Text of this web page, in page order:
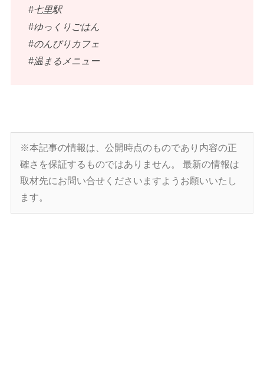
#七里駅
#ゆっくりごはん
#のんびりカフェ
#温まるメニュー
※本記事の情報は、公開時点のものであり内容の正
確さを保証するものではありません。
最新の情報は
取材先にお問い合せくださいますようお願いいたし
ます。